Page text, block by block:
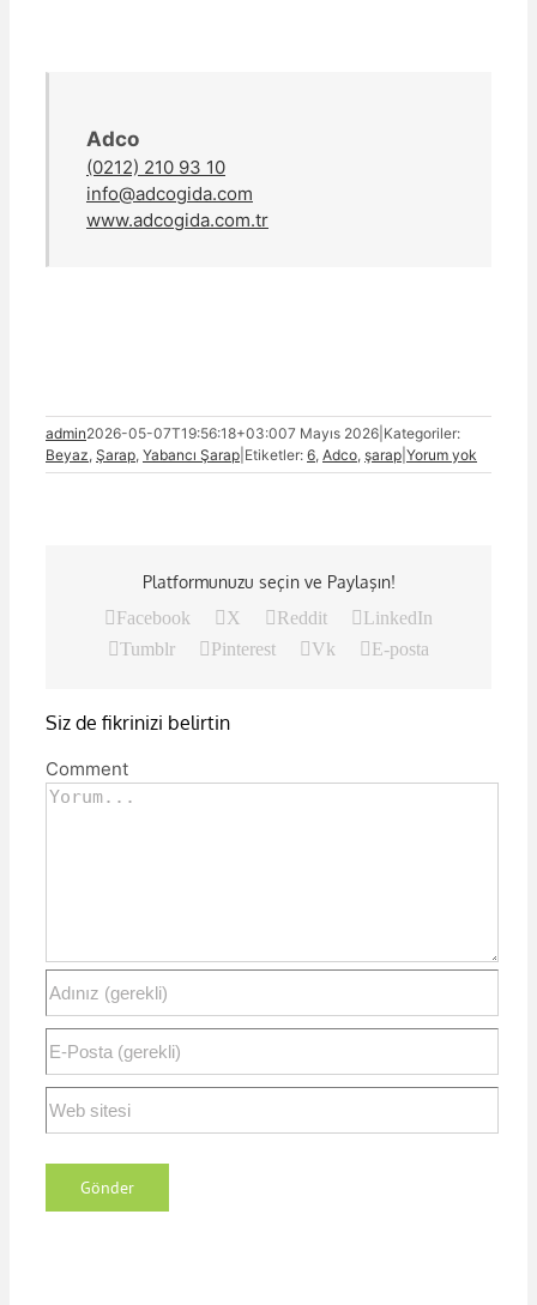
Adco
(0212) 210 93 10
info@adcogida.com
www.adcogida.com.tr
admin2026-05-07T19:56:18+03:007 Mayıs 2026 Kategoriler:
Beyaz, Şarap, Yabancı Şarap Etiketler: 6, Adco, şarap Yorum yok
Platformunuzu seçin ve Paylaşın!
Facebook
X Reddit
LinkedIn
Tumblr
Pinterest Vk E-posta
Siz de fikrinizi belirtin
Comment